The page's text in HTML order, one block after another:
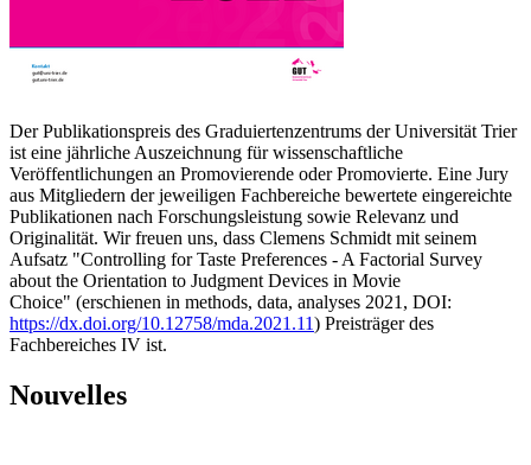
Der Publikationspreis des Graduiertenzentrums der Universität Trier
ist eine jährliche Auszeichnung für wissenschaftliche
Veröffentlichungen an Promovierende oder Promovierte. Eine Jury
aus Mitgliedern der jeweiligen Fachbereiche bewertete eingereichte
Publikationen nach Forschungsleistung sowie Relevanz und
Originalität. Wir freuen uns, dass Clemens Schmidt mit seinem
Aufsatz "Controlling for Taste Preferences - A Factorial Survey
about the Orientation to Judgment Devices in Movie
Choice" (erschienen in methods, data, analyses 2021, DOI:
https://dx.doi.org/10.12758/mda.2021.11) Preisträger des
Fachbereiches IV ist.
Nouvelles